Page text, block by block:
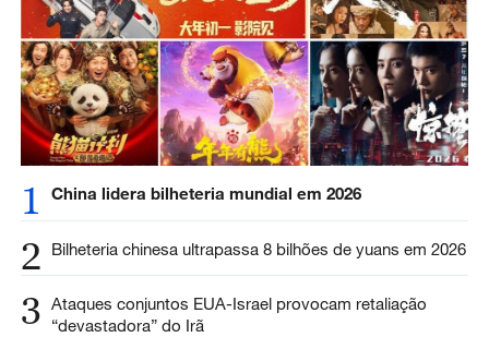
1 China lidera bilheteria mundial em 2026
2 Bilheteria chinesa ultrapassa 8 bilhões de yuans em 2026
3 Ataques conjuntos EUA-Israel provocam retaliação
“devastadora” do Irã